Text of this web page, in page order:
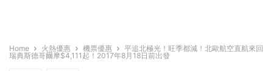
Home 火熱優惠 機票優惠
平追北極光！旺季都減！北歐航空直航來回
瑞典斯德哥爾摩$4,111起！2017年8月18日前出發